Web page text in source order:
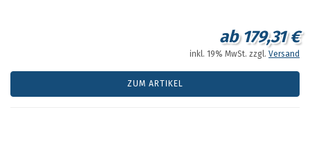
ab 179,31 €
inkl. 19% MwSt. zzgl. Versand
ZUM ARTIKEL